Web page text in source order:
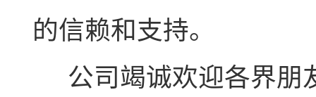
的信赖和支持。
公司竭诚欢迎各界朋